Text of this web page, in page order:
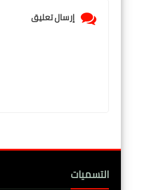
إرسال تعليق
التسميات